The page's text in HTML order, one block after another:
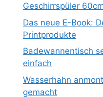
Geschirrspüler
Das neue E-Book:
Printprodukte
Badewannentisch
einfach
Wasserhahn
gemacht